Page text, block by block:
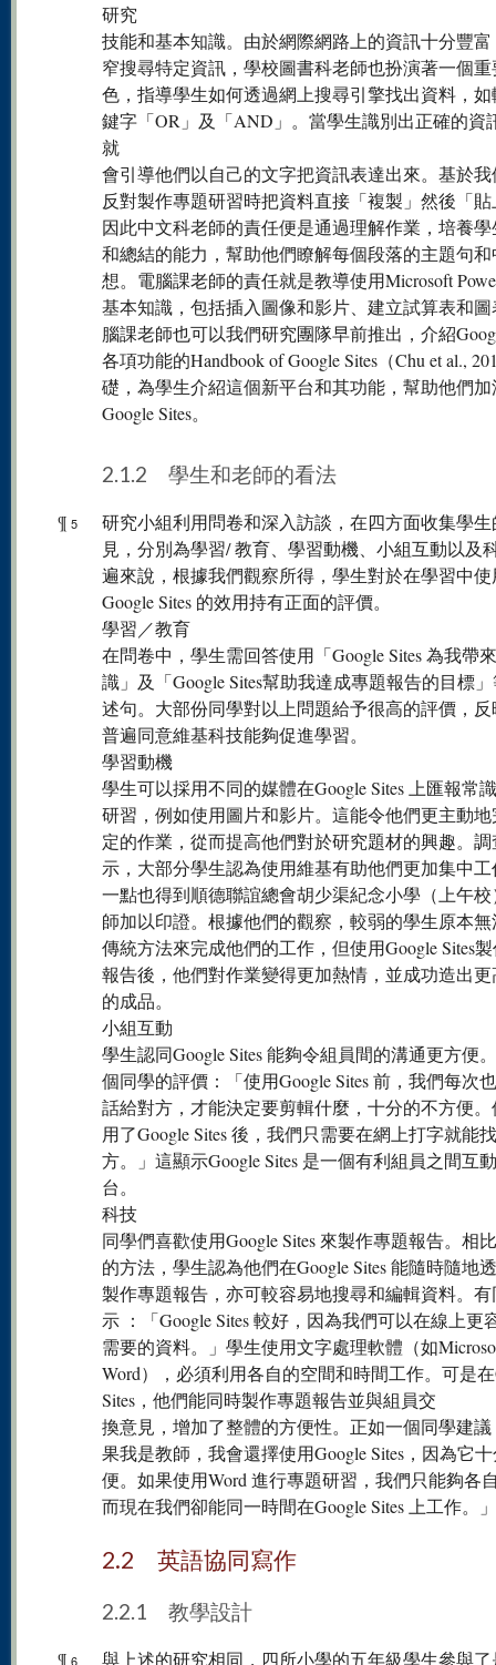
研究
技能和基本知識。由於網際網路上的資訊十分豐
窄搜尋特定資訊，學校圖書科老師也扮演著一個
色，指導學生如何透過網上搜尋引擎找出資料，
鍵字「OR」及「AND」。當學生識別出正確的資
就
會引導他們以自己的文字把資訊表達出來。基於
反對製作專題研習時把資料直接「複製」然後「
因此中文科老師的責任便是通過理解作業，培養
和總結的能力，幫助他們瞭解每個段落的主題句
想。電腦課老師的責任就是教導使用Microsoft
基本知識，包括插入圖像和影片、建立試算表和
腦課老師也可以我們研究團隊早前推出，介紹
各項功能的Handbook of Google Sites（Chu et al.,
礎，為學生介紹這個新平台和其功能，幫助他們
Google Sites。
2.1.2 學生和老師的看法
¶ 5
研究小組利用問卷和深入訪談，在四方面收集學生
見，分別為學習/ 教育、學習動機、小組互動以及
遍來說，根據我們觀察所得，學生對於在學習中使
Google Sites 的效用持有正面的評價。
學習／教育
在問卷中，學生需回答使用「Google Sites 為我帶
識」及「Google Sites幫助我達成專題報告的目標
述句。大部份同學對以上問題給予很高的評價，
普遍同意維基科技能夠促進學習。
學習動機
學生可以採用不同的媒體在Google Sites 上匯報常
研習，例如使用圖片和影片。這能令他們更主動
定的作業，從而提高他們對於研究題材的興趣。調
示，大部分學生認為使用維基有助他們更加集中
一點也得到順德聯誼總會胡少渠紀念小學（上午
師加以印證。根據他們的觀察，較弱的學生原本
傳統方法來完成他們的工作，但使用Google Sites
報告後，他們對作業變得更加熱情，並成功造出
的成品。
小組互動
學生認同Google Sites 能夠令組員間的溝通更方便
個同學的評價：「使用Google Sites 前，我們每次
話給對方，才能決定要剪輯什麼，十分的不方便
用了Google Sites 後，我們只需要在網上打字就能
方。」這顯示Google Sites 是一個有利組員之間互
台。
科技
同學們喜歡使用Google Sites 來製作專題報告。相
的方法，學生認為他們在Google Sites 能隨時隨地
製作專題報告，亦可較容易地搜尋和編輯資料。
示 ：「Google Sites 較好，因為我們可以在線上更
需要的資料。」學生使用文字處理軟體（如
Word），必須利用各自的空間和時間工作。可是在
Sites，他們能同時製作專題報告並與組員交
換意見，增加了整體的方便性。正如一個同學建
果我是教師，我會還擇使用Google Sites，因為它
便。如果使用Word 進行專題研習，我們只能夠各
而現在我們卻能同一時間在Google Sites 上工作。」
2.2 英語協同寫作
2.2.1 教學設計
¶ 6 與上述的研究相同，四所小學的五年級學生參與